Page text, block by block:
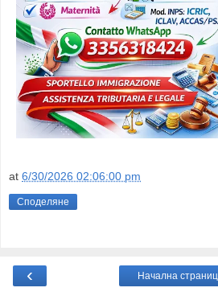
at 6/30/2026 02:06:00 pm
Споделяне
‹ Начална